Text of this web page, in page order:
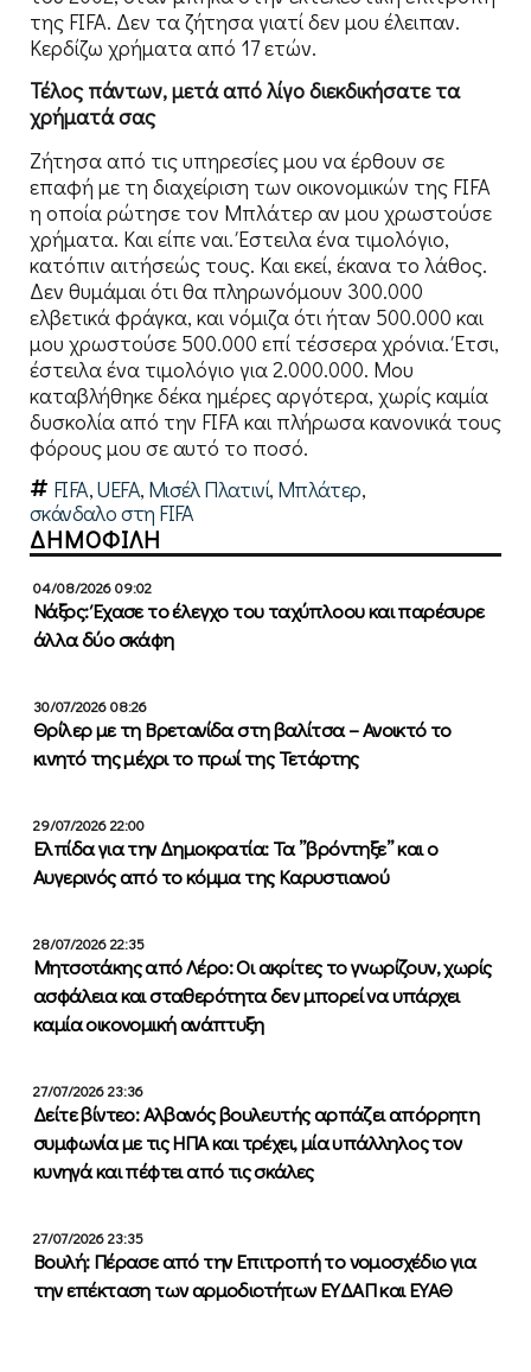
της FIFA. Δεν τα ζήτησα γιατί δεν μου έλειπαν.
Κερδίζω χρήματα από 17 ετών.
Τέλος πάντων, μετά από λίγο διεκδικήσατε τα
χρήματά σας
Ζήτησα από τις υπηρεσίες μου να έρθουν σε
επαφή με τη διαχείριση των οικονομικών της FIFA
η οποία ρώτησε τον Μπλάτερ αν μου χρωστούσε
χρήματα. Και είπε ναι. Έστειλα ένα τιμολόγιο,
κατόπιν αιτήσεώς τους. Και εκεί, έκανα το λάθος.
Δεν θυμάμαι ότι θα πληρωνόμουν 300.000
ελβετικά φράγκα, και νόμιζα ότι ήταν 500.000 και
μου χρωστούσε 500.000 επί τέσσερα χρόνια. Έτσι,
έστειλα ένα τιμολόγιο για 2.000.000. Μου
καταβλήθηκε δέκα ημέρες αργότερα, χωρίς καμία
δυσκολία από την FIFA και πλήρωσα κανονικά τους
φόρους μου σε αυτό το ποσό.
FIFA,UEFA, Μισέλ Πλατινί, Μπλάτερ,
σκάνδαλο στη FIFA
ΔΗΜΟΦΙΛΗ
04/08/2026 09:02
Νάξος: Έχασε το έλεγχο του ταχύπλοου και παρέσυρε
άλλα δύο σκάφη
30/07/2026 08:26
Θρίλερ με τη Βρετανίδα στη βαλίτσα – Ανοικτό το
κινητό της μέχρι το πρωί της Τετάρτης
29/07/2026 22:00
Ελπίδα για την Δημοκρατία: Τα ”βρόντηξε” και ο
Αυγερινός από το κόμμα της Καρυστιανού
28/07/2026 22:35
Μητσοτάκης από Λέρο: Οι ακρίτες το γνωρίζουν, χωρίς
ασφάλεια και σταθερότητα δεν μπορεί να υπάρχει
καμία οικονομική ανάπτυξη
27/07/2026 23:36
Δείτε βίντεο: Αλβανός βουλευτής αρπάζει απόρρητη
συμφωνία με τις ΗΠΑ και τρέχει, μία υπάλληλος τον
κυνηγά και πέφτει από τις σκάλες
27/07/2026 23:35
Βουλή: Πέρασε από την Επιτροπή το νομοσχέδιο για
την επέκταση των αρμοδιοτήτων ΕΥΔΑΠ και ΕΥΑΘ